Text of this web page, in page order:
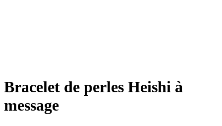
Bracelet de perles Heishi à
message